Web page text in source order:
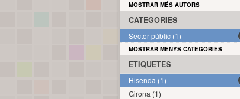
MOSTRAR MÉS AUTORS
CATEGORIES
Sector públic (1)
MOSTRAR MENYS CATEGORIES
ETIQUETES
Hisenda (1)
Girona (1)